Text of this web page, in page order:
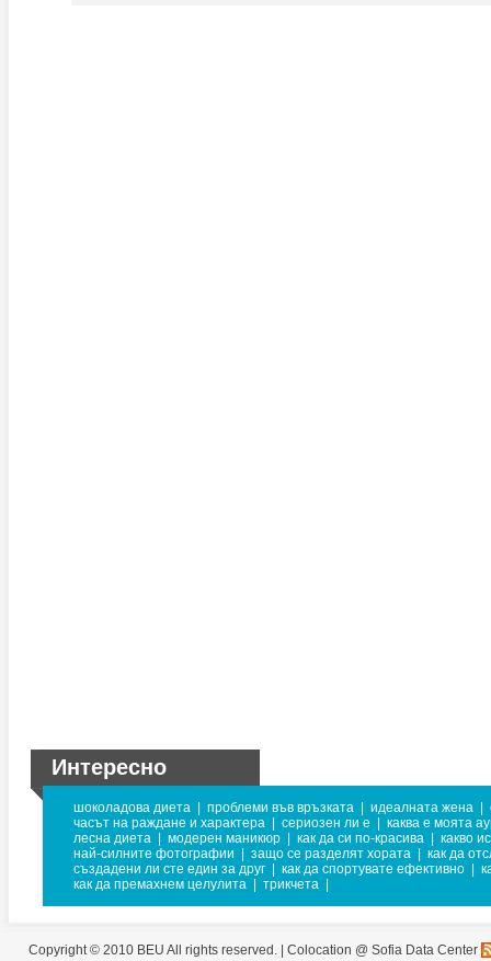
Интересно
шоколадова диета проблеми във връзката идеалната жена
часът на раждане и характера
сериозен ли е
каква е моята
лесна диета
модерен маникюр как да си по-красива
какво
най-силните фотографии
защо се разделят хората
как да
създадени ли сте един за друг
как да спортувате ефективно
как да премахнем целулита
трикчета
Copyright © 2010 BEU All rights reserved. | Colocation @ Sofia Data Center